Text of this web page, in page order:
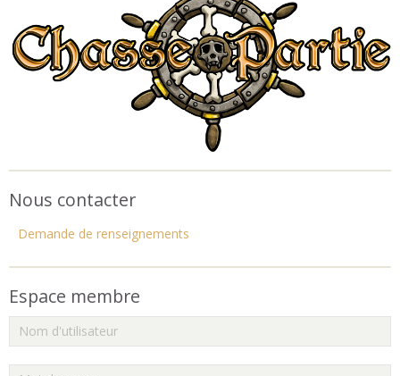
Nous contacter
Demande de renseignements
Espace membre